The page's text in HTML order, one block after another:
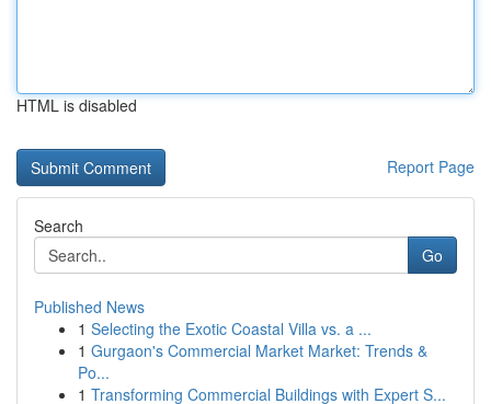
HTML is disabled
Report Page
Search
Go
Published News
1 Selecting the Exotic Coastal Villa vs. a ...
1 Gurgaon's Commercial Market Market: Trends &
Po...
1 Transforming Commercial Buildings with Expert S...